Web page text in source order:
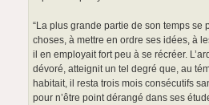
“La plus grande partie de son temps se
choses, à mettre en ordre ses idées, à
il en employait fort peu à se récréer.
dévoré, atteignit un tel degré que, au
habitait, il resta trois mois consécutifs
pour n’être point dérangé dans ses